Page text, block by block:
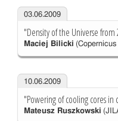
03.06.2009
"Density of the Universe from
Maciej Bilicki
10.06.2009
"Powering of cooling cores in
Mateusz Ruszkowski